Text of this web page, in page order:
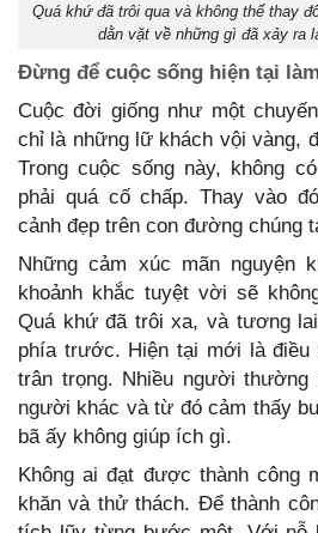
Quá khứ đã trôi qua và không thể thay
dằn vặt về những gì đã xảy ra
Đừng để cuộc sống hiện tại
Cuộc đời giống như một
chỉ là những lữ khách vội vàng,
Trong cuộc sống này, không
phải quá cố chấp. Thay vào
cảnh đẹp trên con đường chúng
Những cảm xúc mãn nguyện
khoảnh khắc tuyệt vời sẽ
Quá khứ đã trôi xa, và tương
phía trước. Hiện tại mới là điều
trân trọng. Nhiều người
người khác và từ đó cảm thấy
bã ấy không giúp ích gì.
Không ai đạt được thành công
khăn và thử thách. Để thành